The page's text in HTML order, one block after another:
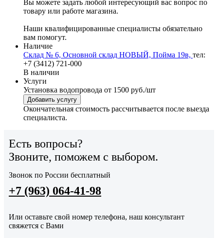
Вы можете задать любой интересующий вас вопрос по
товару или работе магазина.
Наши квалифицированные специалисты обязательно
вам помогут.
Наличие
Склад № 6, Основной склад НОВЫЙ, Пойма 19в, тел:
+7 (3412) 721-000
В наличии
Услуги
Установка водопровода от 1500 руб./шт
Добавить услугу
Окончательная стоимость рассчитывается после выезда
специалиста.
Есть вопросы?
Звоните, поможем с выбором.
Звонок по России бесплатный
+7 (963) 064-41-98
Или оставьте свой номер телефона, наш консультант
свяжется с Вами